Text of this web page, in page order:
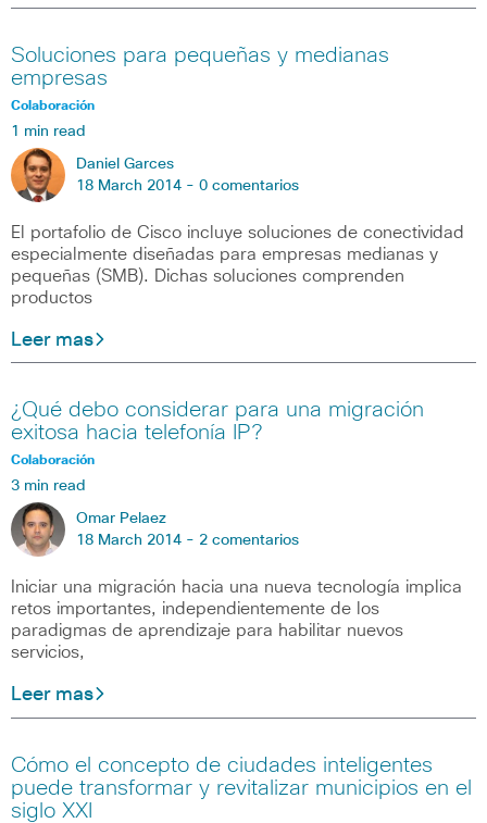
Soluciones para pequeñas y medianas
empresas
Colaboración
1 min read
Daniel Garces
18 March 2014 - 0 comentarios
El portafolio de Cisco incluye soluciones de conectividad
especialmente diseñadas para empresas medianas y
pequeñas (SMB). Dichas soluciones comprenden
productos
Leer mas
¿Qué debo considerar para una migración
exitosa hacia telefonía IP?
Colaboración
3 min read
Omar Pelaez
18 March 2014 - 2 comentarios
Iniciar una migración hacia una nueva tecnología implica
retos importantes, independientemente de los
paradigmas de aprendizaje para habilitar nuevos
servicios,
Leer mas
Cómo el concepto de ciudades inteligentes
puede transformar y revitalizar municipios en el
siglo XXI